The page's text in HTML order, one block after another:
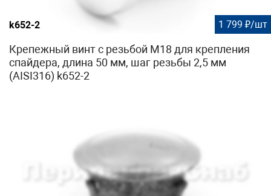
k652-2 1 799 ₽/шт
Крепежный винт с резьбой М18 для крепления
спайдера, длина 50 мм, шаг резьбы 2,5 мм
(AISI316) k652-2